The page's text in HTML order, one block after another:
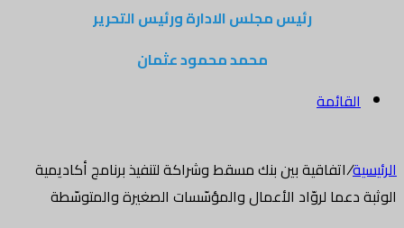
رئيس مجلس الادارة ورئيس التحرير
محمد محمود عثمان
القائمة
الرئيسية/اتفاقية بين بنك مسقط وشراكة لتنفيذ برنامج أكاديمية
الوثبة دعما لروّاد الأعمال والمؤسّسات الصغيرة والمتوسّطة